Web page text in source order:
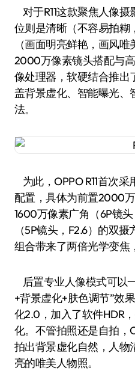
对于R11这款聚焦人像
位则是清晰（不容易拍糊
（画面明亮鲜艳，画风
2000万像素镜头搭配与
像处理器，软硬结合推出
盖背景虚化、智能曝光、
法。
为此，OPPO R11首次
配置，具体为前置2000
1600万像素广角（6P镜
（5P镜头，F2.6）的双
组合带来了两倍光学变焦
后置专业人像模式可以
+背景虚化+肤色调节”效
化2.0，加入了软件HDR
化。不管拍照还是自拍，
拍出背景虚化自然，人物
亮的唯美人物照。